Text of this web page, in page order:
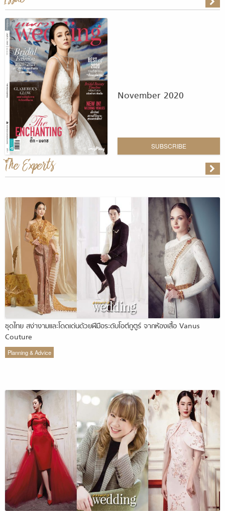
November 2020
SUBSCRIBE
The Experts
ชุดไทย สง่างามและโดดเด่นด้วยฝีมือระดับโอต์กูตูร์ จากห้องเสื้อ Vanus
Couture
Planning & Advice